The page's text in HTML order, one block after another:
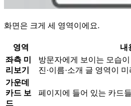
화면은 크게 세 영역이에요.
영역
내
좌측 미
리보기
방문자에게 보이는 모습
진·이름·소개 글 영역이
가운데
카드 보
드
페이지에 들어 있는 카드